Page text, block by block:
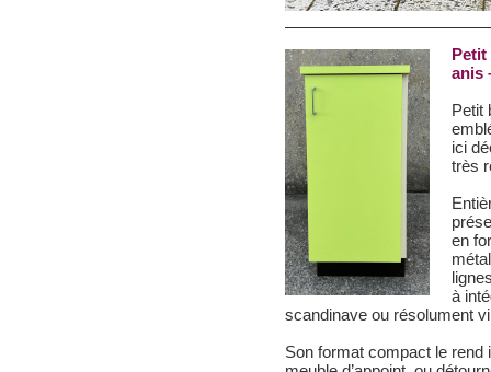
Petit
anis
Petit
ici
très
en
à
scandinave ou résolument
Son format compact le